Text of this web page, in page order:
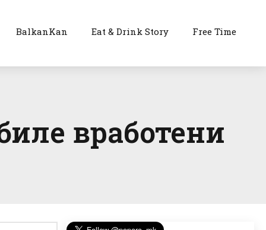
BalkanKan Eat & Drink Story Free Time
вработени